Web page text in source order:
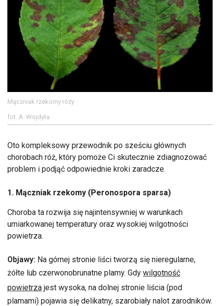
Mączniak rzekomy róży
fot. A. Wojdyła
Oto kompleksowy przewodnik po sześciu głównych
chorobach róż, który pomoże Ci skutecznie zdiagnozować
problem i podjąć odpowiednie kroki zaradcze.
1. Mączniak rzekomy (Peronospora sparsa)
Choroba ta rozwija się najintensywniej w warunkach
umiarkowanej temperatury oraz wysokiej wilgotności
powietrza.
Objawy: Na górnej stronie liści tworzą się nieregularne,
żółte lub czerwonobrunatne plamy. Gdy wilgotność
powietrza jest wysoka, na dolnej stronie liścia (pod
plamami) pojawia się delikatny, szarobiały nalot zarodników.